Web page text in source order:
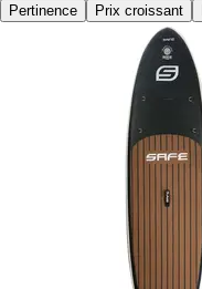
Pertinence
Prix croissant